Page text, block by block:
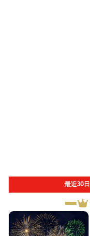
最近30